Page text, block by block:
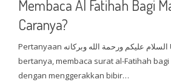
Membaca Al Fatihah Bagi
Caranya?
Pertanyaan السلام عليكم ورحمة الله وبركاته Ustadz saya mau
bertanya, membaca surat al-Fatihah
dengan menggerakkan bibir…